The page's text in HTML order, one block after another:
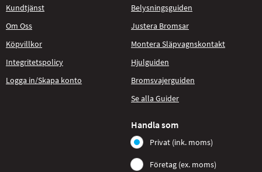
Kundtjänst
Om Oss
Köpvillkor
Integritetspolicy
Logga in/Skapa konto
Belysningsguiden
Justera Bromsar
Montera Släpvagnskontakt
Hjulguiden
Bromsvajerguiden
Se alla Guider
Handla som
Privat (ink. moms)
Företag (ex. moms)